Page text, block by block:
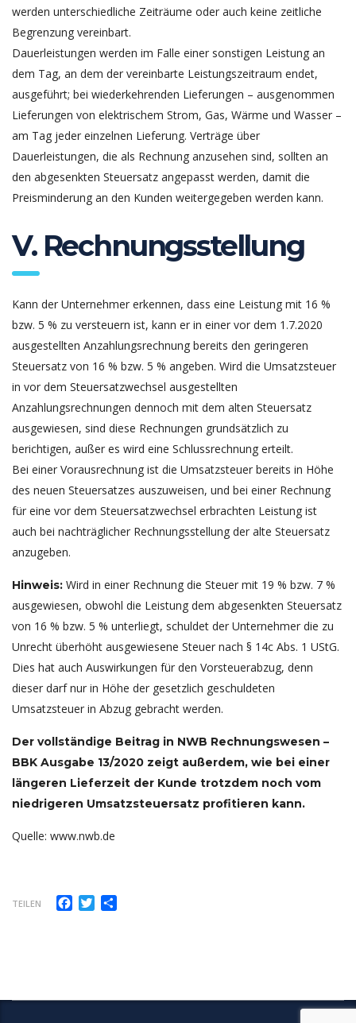
werden unterschiedliche Zeiträume oder auch keine zeitliche
Begrenzung vereinbart.
Dauerleistungen werden im Falle einer sonstigen Leistung an
dem Tag, an dem der vereinbarte Leistungszeitraum endet,
ausgeführt; bei wiederkehrenden Lieferungen – ausgenommen
Lieferungen von elektrischem Strom, Gas, Wärme und Wasser –
am Tag jeder einzelnen Lieferung. Verträge über
Dauerleistungen, die als Rechnung anzusehen sind, sollten an
den abgesenkten Steuersatz angepasst werden, damit die
Preisminderung an den Kunden weitergegeben werden kann.
V. Rechnungsstellung
Kann der Unternehmer erkennen, dass eine Leistung mit 16 %
bzw. 5 % zu versteuern ist, kann er in einer vor dem 1.7.2020
ausgestellten Anzahlungsrechnung bereits den geringeren
Steuersatz von 16 % bzw. 5 % angeben. Wird die Umsatzsteuer
in vor dem Steuersatzwechsel ausgestellten
Anzahlungsrechnungen dennoch mit dem alten Steuersatz
ausgewiesen, sind diese Rechnungen grundsätzlich zu
berichtigen, außer es wird eine Schlussrechnung erteilt.
Bei einer Vorausrechnung ist die Umsatzsteuer bereits in Höhe
des neuen Steuersatzes auszuweisen, und bei einer Rechnung
für eine vor dem Steuersatzwechsel erbrachten Leistung ist
auch bei nachträglicher Rechnungsstellung der alte Steuersatz
anzugeben.
Hinweis: Wird in einer Rechnung die Steuer mit 19 % bzw. 7 %
ausgewiesen, obwohl die Leistung dem abgesenkten Steuersatz
von 16 % bzw. 5 % unterliegt, schuldet der Unternehmer die zu
Unrecht überhöht ausgewiesene Steuer nach § 14c Abs. 1 UStG.
Dies hat auch Auswirkungen für den Vorsteuerabzug, denn
dieser darf nur in Höhe der gesetzlich geschuldeten
Umsatzsteuer in Abzug gebracht werden.
Der vollständige Beitrag in NWB Rechnungswesen –
BBK Ausgabe 13/2020 zeigt außerdem, wie bei einer
längeren Lieferzeit der Kunde trotzdem noch vom
niedrigeren Umsatzsteuersatz profitieren kann.
Quelle: www.nwb.de
TEILEN Facebook
Twitter